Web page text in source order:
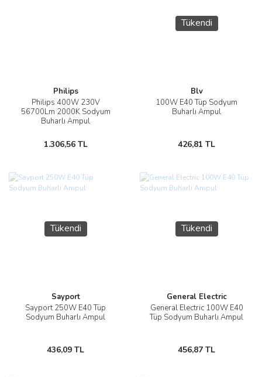
Philips
Philips 400W 230V
56700Lm 2000K Sodyum
Buharlı Ampul
1.306,56 TL
Tükendi
Blv
100W E40 Tüp Sodyum
Buharlı Ampul
426,81 TL
Tükendi
Sayport
Sayport 250W E40 Tüp
Sodyum Buharlı Ampul
436,09 TL
Tükendi
General Electric
General Electric 100W E40
Tüp Sodyum Buharlı Ampul
456,87 TL